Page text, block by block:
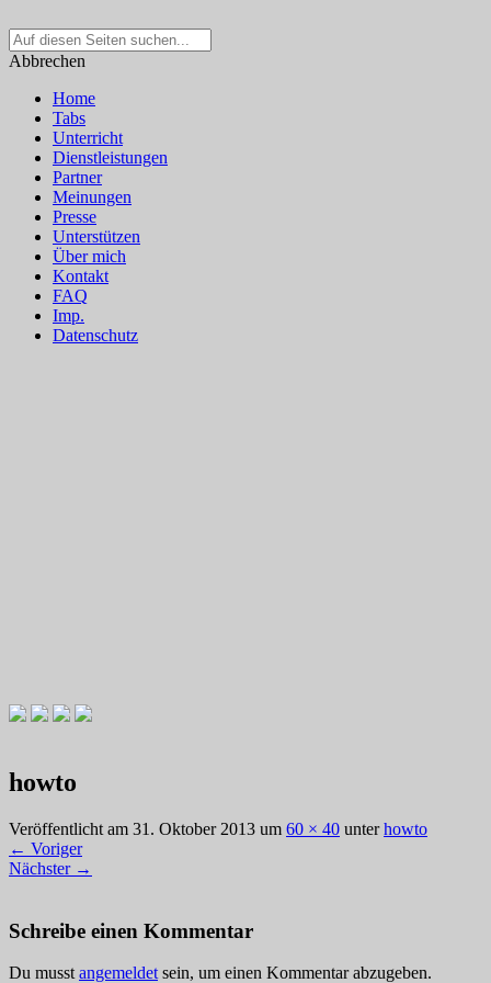
Suche
nach:
Abbrechen
Home
Tabs
Unterricht
Dienstleistungen
Partner
Meinungen
Presse
Unterstützen
Über mich
Kontakt
FAQ
Imp.
Datenschutz
Willkommen zu Christians How
howto
Veröffentlicht am 31. Oktober 2013 um 60 × 40 unterhowto
← Voriger
Nächster →
Schreibe einen Kommentar
Du musst angemeldet sein, um einen Kommentar abzugeben.